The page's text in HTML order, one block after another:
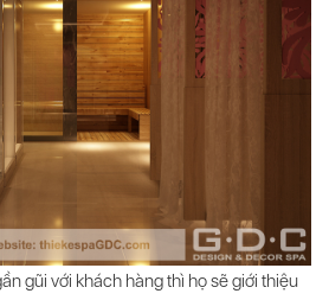
gũi với khách hàng thì họ sẽ giới thiệu